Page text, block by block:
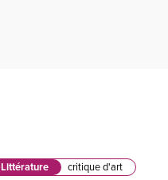
Littérature critique d'art